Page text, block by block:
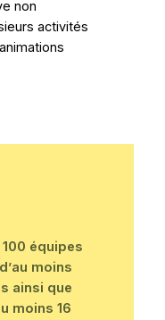
non
activités
équipes
moins
ainsi que
moins 16